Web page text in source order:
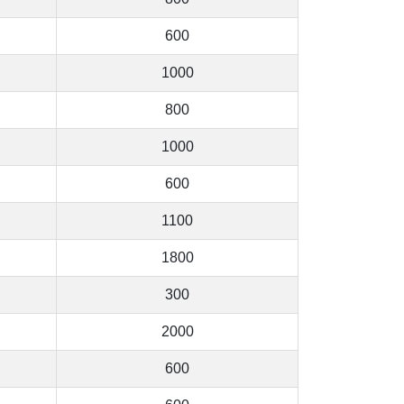
600
1000
800
1000
600
1100
1800
300
2000
600